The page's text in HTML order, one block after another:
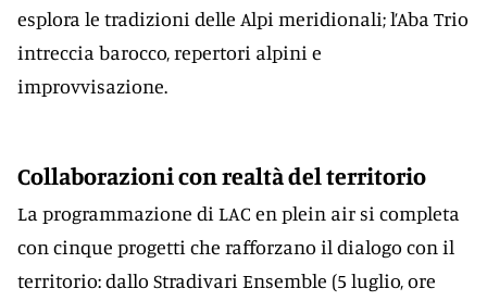
esplora le tradizioni delle Alpi meridionali; l’Aba Trio
intreccia barocco, repertori alpini e
improvvisazione.
Collaborazioni con realtà del territorio
La programmazione di LAC en plein air si completa
con cinque progetti che rafforzano il dialogo con il
territorio: dallo Stradivari Ensemble (5 luglio, ore